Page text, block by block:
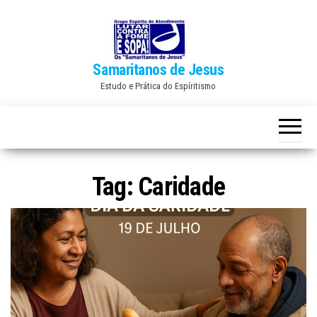
Samaritanos de Jesus
Estudo e Prática do Espíritismo
Tag: Caridade